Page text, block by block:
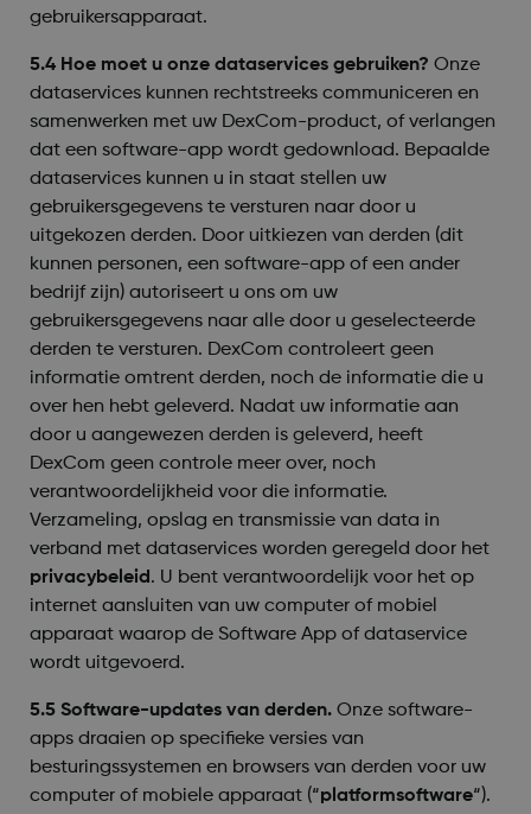
gebruikersapparaat.
5.4 Hoe moet u onze dataservices gebruiken? Onze
dataservices kunnen rechtstreeks communiceren en
samenwerken met uw DexCom-product, of verlangen
dat een software-app wordt gedownload. Bepaalde
dataservices kunnen u in staat stellen uw
gebruikersgegevens te versturen naar door u
uitgekozen derden. Door uitkiezen van derden (dit
kunnen personen, een software-app of een ander
bedrijf zijn) autoriseert u ons om uw
gebruikersgegevens naar alle door u geselecteerde
derden te versturen. DexCom controleert geen
informatie omtrent derden, noch de informatie die u
over hen hebt geleverd. Nadat uw informatie aan
door u aangewezen derden is geleverd, heeft
DexCom geen controle meer over, noch
verantwoordelijkheid voor die informatie.
Verzameling, opslag en transmissie van data in
verband met dataservices worden geregeld door het
privacybeleid . U bent verantwoordelijk voor het op
internet aansluiten van uw computer of mobiel
apparaat waarop de Software App of dataservice
wordt uitgevoerd.
5.5 Software-updates van derden.Onze software-
apps draaien op specifieke versies van
besturingssystemen en browsers van derden voor uw
computer of mobiele apparaat (“platformsoftware“).